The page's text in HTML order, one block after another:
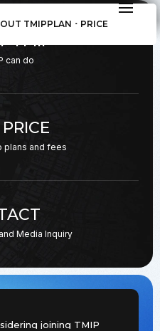
TMIPPLAN ･ PRICE
TMIP
can do
plans and fees
Media Inquiry
joining TMIP